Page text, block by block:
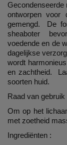
Gecondenseerde
ontworpen voor
gemengd. De
sheaboter
voedende en de
dagelijkse
wordt
en zachtheid.
soorten huid.
Raad van gebruik
Om op het
met zoetheid
Ingrediënten :